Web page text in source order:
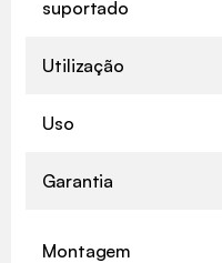
suportado
Utilização
Uso
Garantia
Montagem